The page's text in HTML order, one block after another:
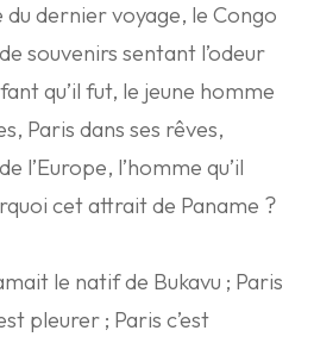
dernier voyage, le Congo
souvenirs sentant l’odeur
qu’il fut, le jeune homme
Paris dans ses rêves,
l’Europe, l’homme qu’il
cet attrait de Paname ?
le natif de Bukavu ; Paris
pleurer ; Paris c’est